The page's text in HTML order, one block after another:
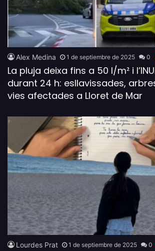
Alex Medina 1 de septiembre de 2025 0
La pluja deixa fins a 50 l/m² i
durant 24 h: esllavissades,
vies afectades a Lloret de Mar
Lourdes Prat 1 de septiembre de 2025 0